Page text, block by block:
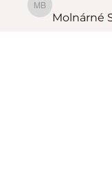
Molnárné Sallay
Molnárné